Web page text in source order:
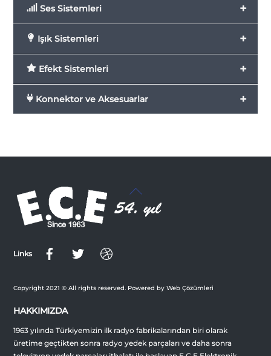
+
Ses Sistemleri
+
Işık Sistemleri
+
Efekt Sistemleri
+
Konnektor ve Aksesuarlar
Back
Top
Links
Copyright 2021 © All rights reserved. Powered by Web Çözümleri
HAKKIMIZDA
1963 yılında Türkiyemizin ilk radyo fabrikalarından biri olarak
üretime geçtikten sonra radyo yedek parçaları ve daha sonra